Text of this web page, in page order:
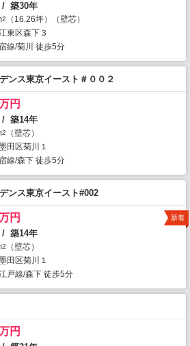
築30年
2
（16.26坪）（壁芯）
東区森下３
線/菊川 徒歩5分
ンス東京イースト＃００２
円
築14年
2
（壁芯）
田区菊川１
線/森下 徒歩5分
ンス東京イースト#002
円
築14年
2
（壁芯）
田区菊川１
戸線/森下 徒歩5分
新着
円